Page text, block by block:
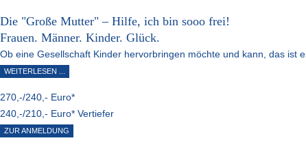
Die "Große Mutter" – Hilfe, ich bin sooo frei!
Frauen. Männer. Kinder. Glück.
Ob eine Gesellschaft Kinder hervorbringen möchte und kann, das
WEITERLESEN ...
270,-/240,- Euro*
240,-/210,- Euro* Vertiefer
ZUR ANMELDUNG